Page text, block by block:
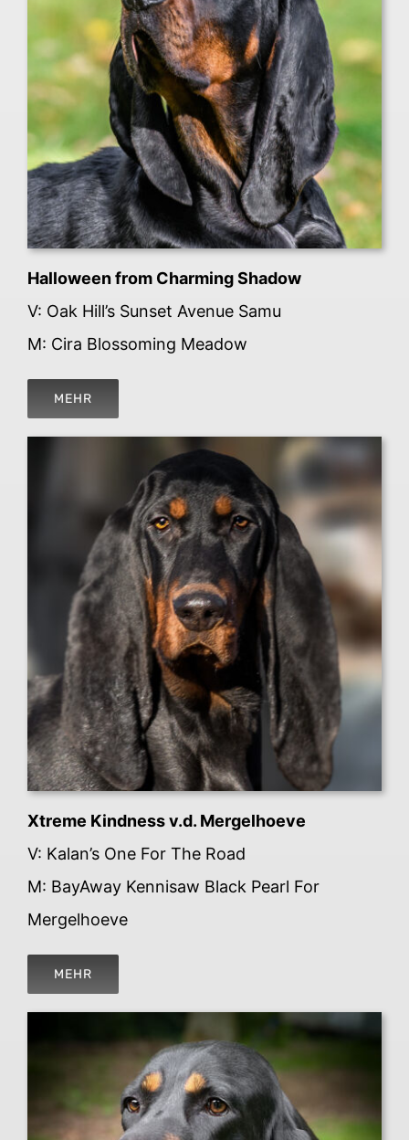
Halloween from Charming Shadow
V: Oak Hill’s Sunset Avenue Samu
M: Cira Blossoming Meadow
MEHR
Xtreme Kindness v.d. Mergelhoeve
V: Kalan’s One For The Road
M: BayAway Kennisaw Black Pearl For
Mergelhoeve
MEHR